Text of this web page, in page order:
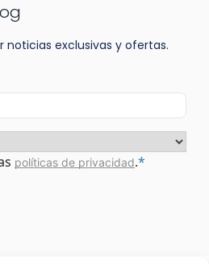
noticias exclusivas y ofertas.
políticas de privacidad.*